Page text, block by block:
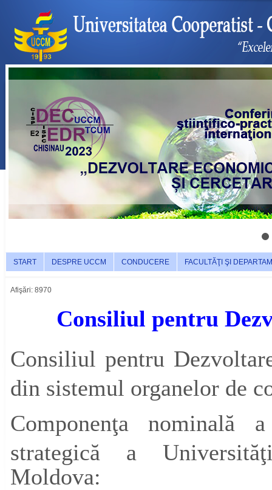
START DESPRE UCCM CONDUCERE FACULTĂŢI ŞI
Afişări: 8970
Consiliul pentru
Consiliul pentru
din sistemul organelor de
Componenţa nominală
strategică a
Moldova: